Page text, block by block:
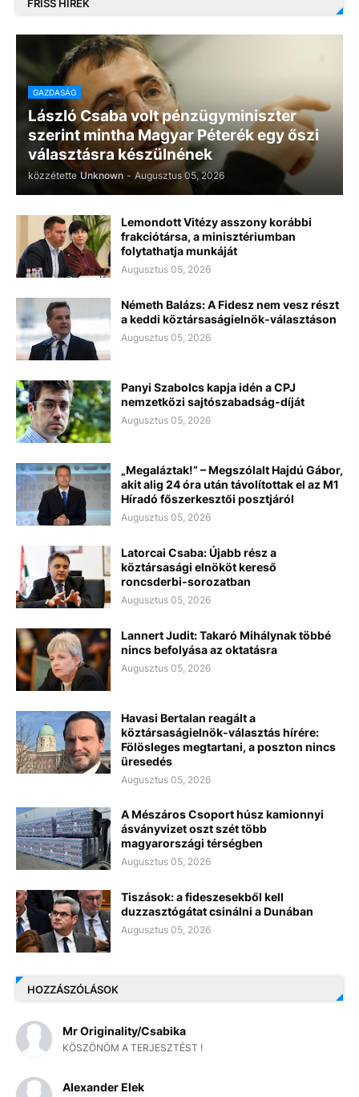
FRISS HÍREK
GAZDASÁG
László Csaba volt pénzügyminiszter
szerint mintha Magyar Péterék egy őszi
választásra készülnének
közzétette Unknown - Augusztus 05, 2026
Lemondott Vitézy asszony korábbi
frakciótársa, a minisztériumban
folytathatja munkáját
Augusztus 05, 2026
Németh Balázs: A Fidesz nem vesz részt
a keddi köztársaságielnök-választáson
Augusztus 05, 2026
Panyi Szabolcs kapja idén a CPJ
nemzetközi sajtószabadság-díját
Augusztus 05, 2026
„Megaláztak!” – Megszólalt Hajdú Gábor,
akit alig 24 óra után távolítottak el az M1
Híradó főszerkesztői posztjáról
Augusztus 05, 2026
Latorcai Csaba: Újabb rész a
köztársasági elnököt kereső
roncsderbi-sorozatban
Augusztus 05, 2026
Lannert Judit: Takaró Mihálynak többé
nincs befolyása az oktatásra
Augusztus 05, 2026
Havasi Bertalan reagált a
köztársaságielnök-választás hírére:
Fölösleges megtartani, a poszton nincs
üresedés
Augusztus 05, 2026
A Mészáros Csoport húsz kamionnyi
ásványvizet oszt szét több
magyarországi térségben
Augusztus 05, 2026
Tiszások: a fideszesekből kell
duzzasztógátat csinálni a Dunában
Augusztus 05, 2026
HOZZÁSZÓLÁSOK
Mr Originality/Csabika
KÖSZÖNÖM A TERJESZTÉST !
Alexander Elek